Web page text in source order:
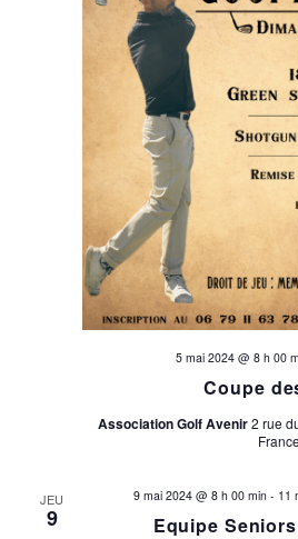
Coupe
5 mai 2024 @ 8 h 00
Association Golf Avenir2 rue
France
JEU
9 Equipe
9 mai 2024 @ 8 h 00 min - 11